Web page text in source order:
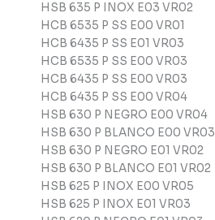
HSB 635 P INOX E03 VR02
HCB 6535 P SS E00 VR01
HCB 6435 P SS E01 VR03
HCB 6535 P SS E00 VR03
HCB 6435 P SS E00 VR03
HCB 6435 P SS E00 VR04
HSB 630 P NEGRO E00 VR04
HSB 630 P BLANCO E00 VR03
HSB 630 P NEGRO E01 VR02
HSB 630 P BLANCO E01 VR02
HSB 625 P INOX E00 VR05
HSB 625 P INOX E01 VR03